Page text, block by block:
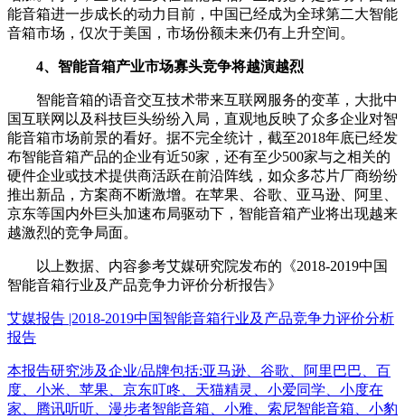
能音箱进一步成长的动力目前，中国已经成为全球第二大智能
音箱市场，仅次于美国，市场份额未来仍有上升空间。
4、智能音箱产业市场寡头竞争将越演越烈
智能音箱的语音交互技术带来互联网服务的变革，大批中
国互联网以及科技巨头纷纷入局，直观地反映了众多企业对智
能音箱市场前景的看好。据不完全统计，截至2018年底已经发
布智能音箱产品的企业有近50家，还有至少500家与之相关的
硬件企业或技术提供商活跃在前沿阵线，如众多芯片厂商纷纷
推出新品，方案商不断激增。在苹果、谷歌、亚马逊、阿里、
京东等国内外巨头加速布局驱动下，智能音箱产业将出现越来
越激烈的竞争局面。
以上数据、内容参考艾媒研究院发布的《2018-2019中国
智能音箱行业及产品竞争力评价分析报告》
艾媒报告 |2018-2019中国智能音箱行业及产品竞争力评价分析
报告
本报告研究涉及企业/品牌包括:亚马逊、谷歌、阿里巴巴、百
度、小米、苹果、京东叮咚、天猫精灵、小爱同学、小度在
家、腾讯听听、漫步者智能音箱、小雅、索尼智能音箱、小豹